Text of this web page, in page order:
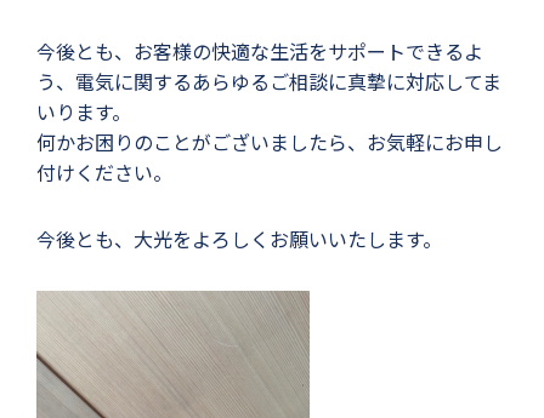
今後とも、お客様の快適な生活をサポートできるよ
う、電気に関するあらゆるご相談に真摯に対応してま
いります。
何かお困りのことがございましたら、お気軽にお申し
付けください。
今後とも、大光をよろしくお願いいたします。